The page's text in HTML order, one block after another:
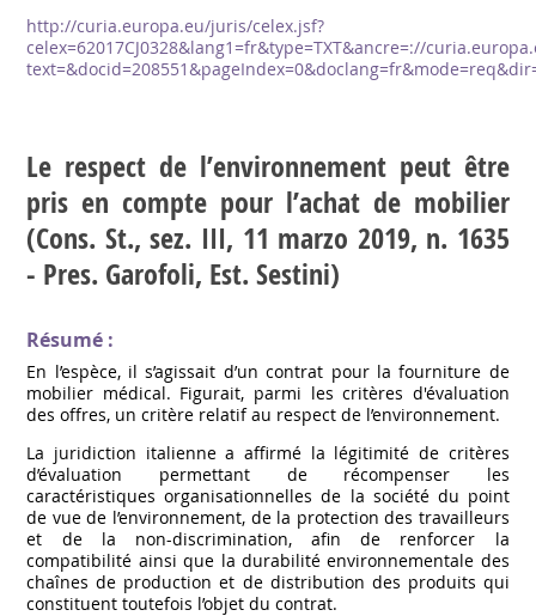
http://curia.europa.eu/juris/celex.jsf?
celex=62017CJ0328&lang1=fr&type=TXT&ancre=://
Le respect de l’environnement peut être
pris en compte pour l’achat de mobilier
(Cons. St., sez. III, 11 marzo 2019, n. 1635
- Pres. Garofoli, Est. Sestini)
Résumé :
En l’espèce, il s’agissait d’un contrat pour la fourniture de
mobilier médical. Figurait, parmi les critères d'évaluation
des offres, un critère relatif au respect de l’environnement.
La juridiction italienne a affirmé la légitimité de critères
d’évaluation permettant de récompenser les
caractéristiques organisationnelles de la société du point
de vue de l’environnement, de la protection des travailleurs
et de la non-discrimination, afin de renforcer la
compatibilité ainsi que la durabilité environnementale des
chaînes de production et de distribution des produits qui
constituent toutefois l’objet du contrat.